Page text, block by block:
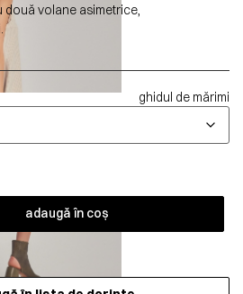
două volane asimetrice,
ghidul de mărimi
adaugă în coș